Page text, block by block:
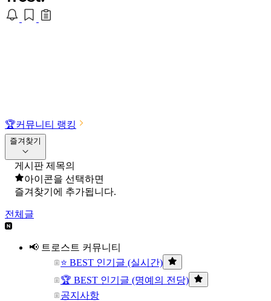
🏆커뮤니티 랭킹
즐겨찾기
게시판 제목의
아이콘을 선택하면
즐겨찾기에 추가됩니다.
전체글
📢 트로스트 커뮤니티
⭐ BEST 인기글 (실시간)
🏆 BEST 인기글 (명예의 전당)
공지사항